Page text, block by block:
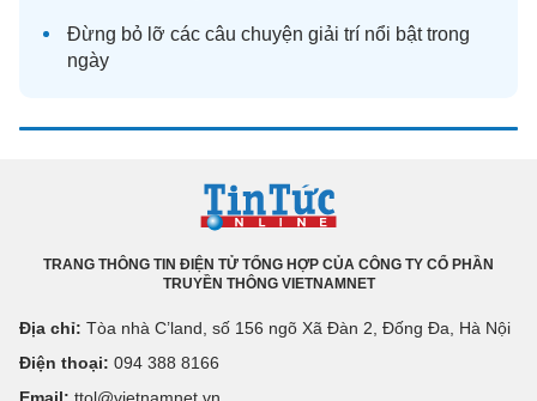
Đừng bỏ lỡ các câu chuyện giải trí nổi bật trong
ngày
TRANG THÔNG TIN ĐIỆN TỬ TỔNG HỢP CỦA CÔNG TY CỔ PHẦN
TRUYỀN THÔNG VIETNAMNET
Địa chỉ: Tòa nhà C’land, số 156 ngõ Xã Đàn 2, Đống Đa, Hà Nội
Điện thoại: 094 388 8166